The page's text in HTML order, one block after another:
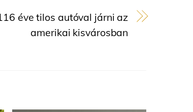
éve tilos autóval járni az
amerikai kisvárosban